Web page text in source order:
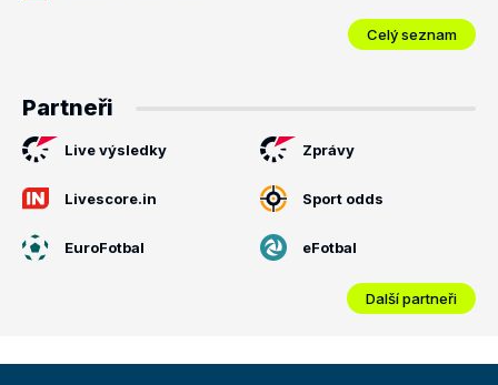
Celý seznam
Partneři
Live výsledky Zprávy
Livescore.in Sport odds
EuroFotbal eFotbal
Další partneři